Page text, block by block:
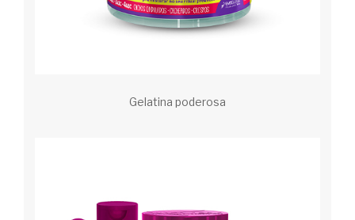
Gelatina poderosa